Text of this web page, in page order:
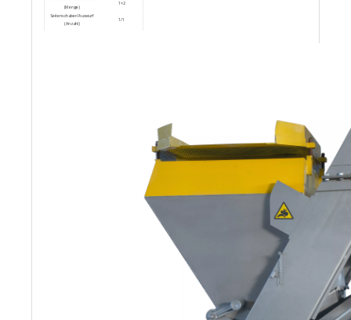
(Menge)
1×2
Seitenschaber/Auswurf
(Anzahl)
1/1